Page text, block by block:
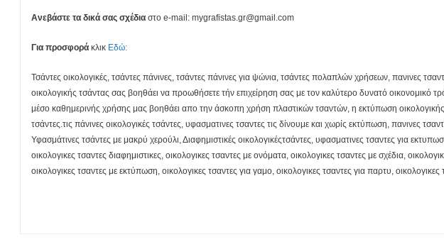
Ανεβάστε τα δικά σας σχέδια στο e-mail: mygrafistas.gr@gmail.com
Για προσφορά κλικ Εδώ:
Τσάντες οικολογικές, τσάντες πάνινες, τσάντες πάνινες για ψώνια, τσάντες πολαπλών χρήσεων, πανινες
οικολογικής τσάντας σας βοηθάει να προωθήσετε τήν επιχείρηση σας με τον καλύτερο δυνατό οικονομικό
μέσο καθημερινής χρήσης μας βοηθάει απο την άσκοπη χρήση πλαστικών τσαντών, η εκτύπωση οικολογικής
τσάντες.τις πάνινες οικολογικές τσάντες, υφασματινες τσαντες τις δίνουμε και χωρίς εκτύπωση, πανινες
Υφασμάτινες τσάντες με μακρύ χερούλι, Διαφημιστικές οικολογικέςτσάντες, υφασματινες τσαντες για
οικολογικες τσαντες διαφημιστικες, οικολογικες τσαντες με ονόματα, οικολογικες τσαντες με σχέδια,
οικολογικες τσαντες με εκτύπωση, οικολογικες τσαντες για γαμο, οικολογικες τσαντες για παρτυ,